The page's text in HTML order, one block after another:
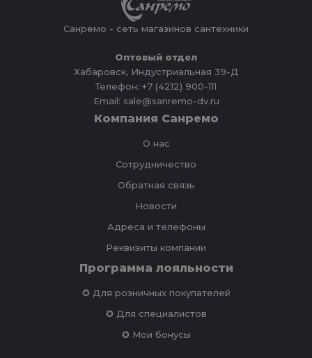
Санремо - сеть магазинов сантехники
Оптовый отдел
Хабаровск, Индустриальная 39-Д
Телефон: +7 (4212) 900-111
Email: sale@sanremo-dv.ru
Компания Санремо
О нас
Сотрудничество
Обратная связь
Новости
Адреса и телефоны
Реквизиты компании
Программа лояльности
✪ Для розничных покупателей
✪ Для специалистов
✪ Мои бонусы